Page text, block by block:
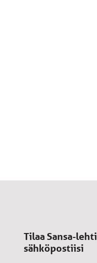
Tilaa Sansa-lehti
sähköpostiisi